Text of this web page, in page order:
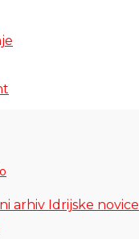
arhiv Idrijske novice